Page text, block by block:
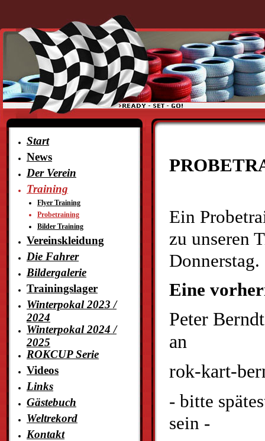
Start
News
Der Verein
Training
Flyer Training
Probetraining
Bilder Training
Vereinskleidung
Die Fahrer
Bildergalerie
Trainingslager
Winterpokal 2023 /
2024
Winterpokal 2024 /
2025
ROKCUP Serie
Videos
Links
Gästebuch
Weltrekord
Kontakt
Ein
zu unseren
Donnerstag.
Eine
Peter
an
rok-kart-
- bitte
sein -